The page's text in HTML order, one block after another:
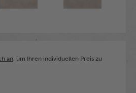
an, um Ihren individuellen Preis zu